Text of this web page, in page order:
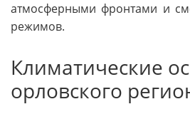
атмосферными фронтами и
режимов.
Климатические
орловского